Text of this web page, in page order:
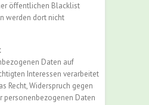
öffentlichen Blacklist
werden dort nicht
Daten auf
Interessen verarbeitet
Recht, Widerspruch gegen
personenbezogenen Daten